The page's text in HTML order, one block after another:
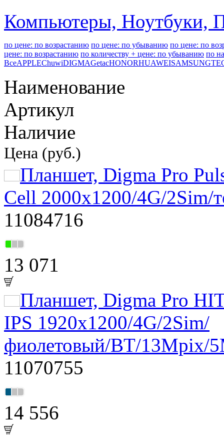
Компьютеры, Ноутбуки,
по цене: по возрастанию по цене: по убыванию по цене: по
цене: по возрастанию по количеству + цене: по убыванию по
ВсеAPPLEChuwiDIGMAGetacHONORHUAWEISAMSUNG
Наименование
Артикул
Наличие
Цена (руб.)
Планшет, Digma Pro
Cell 2000x1200/4G/
11084716
13 071
Планшет, Digma Pro
IPS 1920x1200/4G/2Sim/
фиолетовый/BT/13Mpix/
11070755
14 556